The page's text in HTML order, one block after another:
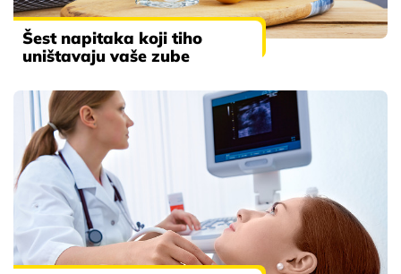
Šest napitaka koji tiho
uništavaju vaše zube